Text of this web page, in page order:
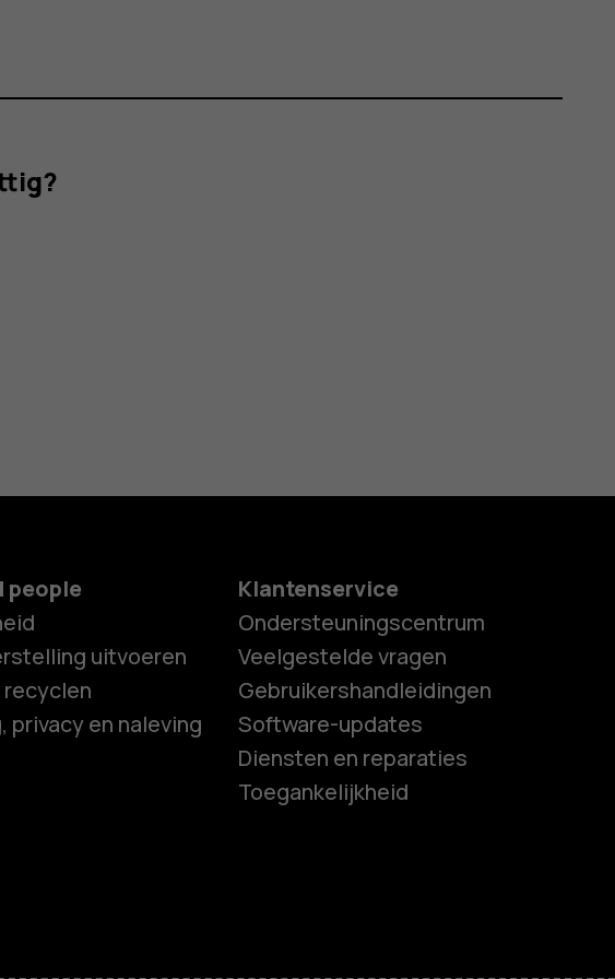
people
uitvoeren
privacy en naleving
Klantenservice
Ondersteuningscentrum
Veelgestelde vragen
Gebruikershandleidingen
Software-updates
Diensten en reparaties
Toegankelijkheid